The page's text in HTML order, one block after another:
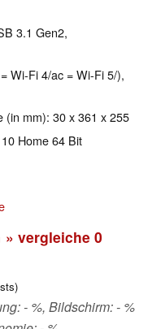
3.1 Gen2,
Wi-Fi 4/ac = Wi-Fi 5/),
(in mm): 30 x 361 x 255
Home 64 Bit
» vergleiche 0
- %, Bildschirm: - %